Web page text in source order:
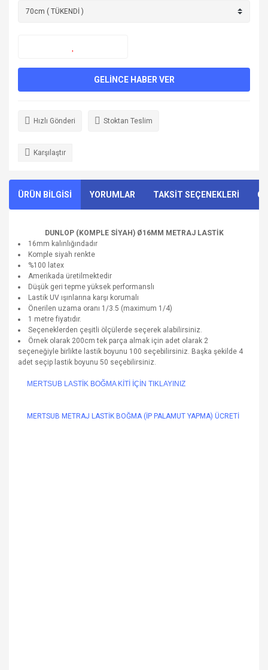
GELİNCE HABER VER
Hızlı Gönderi Stoktan Teslim
Karşılaştır
ÜRÜN BİLGİSİ YORUMLAR TAKSİT SEÇENEKLERİ
DUNLOP (KOMPLE SİYAH) Ø16MM METRAJ LASTİK
16mm kalınlığındadır
Komple siyah renkte
%100 latex
Amerikada üretilmektedir
Düşük geri tepme yüksek performanslı
Lastik UV ışınlarına karşı korumalı
Önerilen uzama oranı 1/3.5 (maximum 1/4)
1 metre fiyatıdır.
Seçeneklerden çeşitli ölçülerde seçerek alabilirsiniz.
Örnek olarak 200cm tek parça almak için adet olarak 2
seçeneğiyle birlikte lastik boyunu 100 seçebilirsiniz. Başka şekilde 4
adet seçip lastik boyunu 50 seçebilirsiniz.
MERTSUB LASTİK BOĞMA KİTİ İÇİN TIKLAYINIZ
MERTSUB METRAJ LASTİK BOĞMA (İP PALAMUT YAPMA) ÜCRETİ